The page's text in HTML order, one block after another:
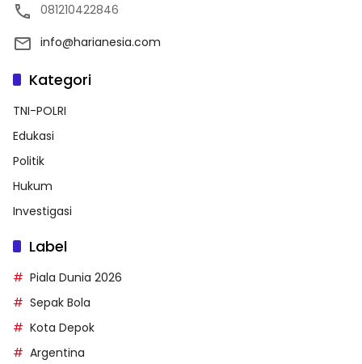
081210422846
info@harianesia.com
Kategori
TNI-POLRI
Edukasi
Politik
Hukum
Investigasi
Label
Piala Dunia 2026
Sepak Bola
Kota Depok
Argentina